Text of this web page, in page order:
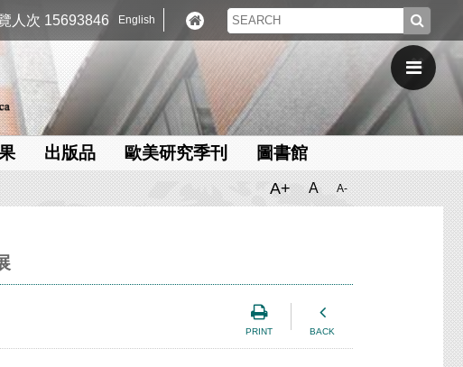
人次 15693846 English
出版品 歐美研究季刊 圖書館
A+ A A-
PRINT BACK